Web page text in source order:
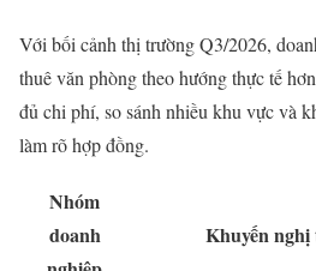
Với bối cảnh thị trường Q3/2026,
thuê văn phòng theo hướng thực tế
đủ chi phí, so sánh nhiều khu vực và
làm rõ hợp đồng.
Nhóm
doanh
Khuyến nghị